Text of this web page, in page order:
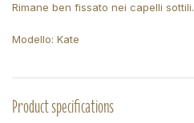
Rimane ben fissato nei capelli sottili.
Modello: Kate
Product specifications